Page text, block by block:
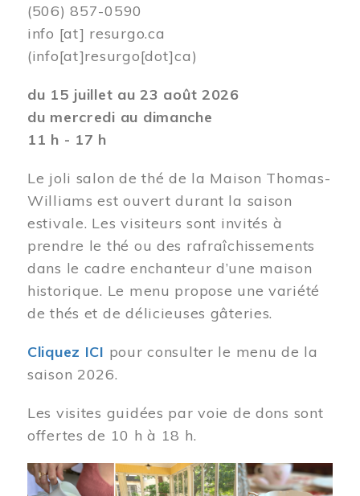
(506) 857-0590
info [at] resurgo.ca
(info[at]resurgo[dot]ca)
du 15 juillet au 23 août 2026
du mercredi au dimanche
11 h - 17 h
Le joli salon de thé de la Maison Thomas-
Williams est ouvert durant la saison
estivale. Les visiteurs sont invités à
prendre le thé ou des rafraîchissements
dans le cadre enchanteur d’une maison
historique. Le menu propose une variété
de thés et de délicieuses gâteries.
Cliquez ICI pour consulter le menu de la
saison 2026.
Les visites guidées par voie de dons sont
offertes de 10 h à 18 h.
Image